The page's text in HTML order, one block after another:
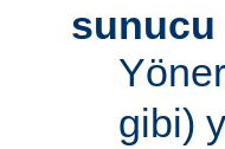
sunucu
gibi)